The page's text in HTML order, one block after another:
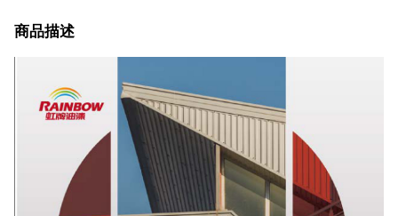
等各方面進行整合，提升服務質感，期望每一位來店顧客，能輕
發與靈感(Exciting experience)，同時持續提供消費者居家修繕
最佳解決方案，以創造優質居家環境為首要目標，成為消費者打
造幸福家園時的優先選擇。
商品描述